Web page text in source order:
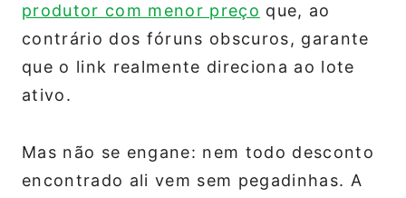
produtor com menor preço que, ao
contrário dos fóruns obscuros, garante
que o link realmente direciona ao lote
ativo.
Mas não se engane: nem todo desconto
encontrado ali vem sem pegadinhas. A